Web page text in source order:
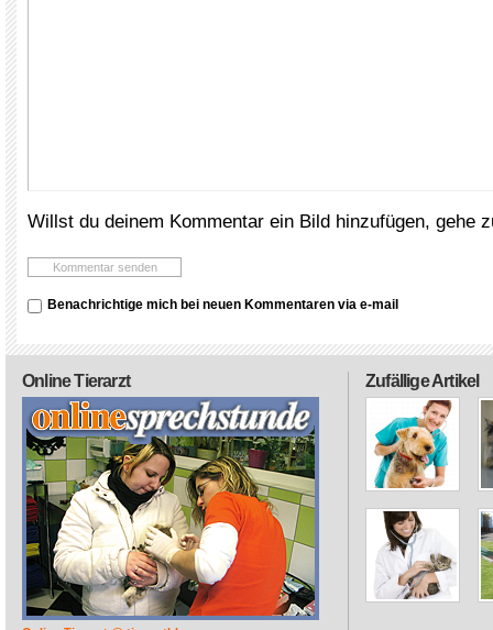
Willst du deinem Kommentar ein Bild hinzufügen, gehe
Benachrichtige mich bei neuen Kommentaren via e-mail
Zufällige Artikel
Online Tierarzt